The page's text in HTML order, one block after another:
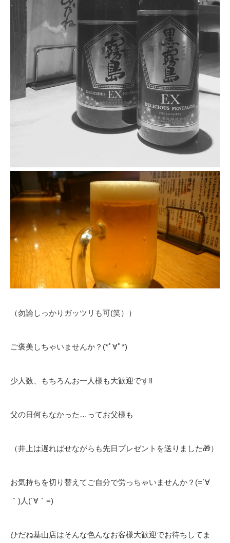
（勿論しっかりガッツリも可(笑））
ご褒美しちゃいませんか？(*ﾟ∀ﾟ*)
少人数、もちろんお一人様も大歓迎です‼️
父の日何もなかった…ってお父様も
（井上は遅ればせながらも先日プレゼントを送りました🎁）
お気持ちを切り替えてご自分で労っちゃいませんか？(=´∀
｀)人(´∀｀=)
ひだね基山店はそんな色んなお客様大歓迎でお待ちしてま